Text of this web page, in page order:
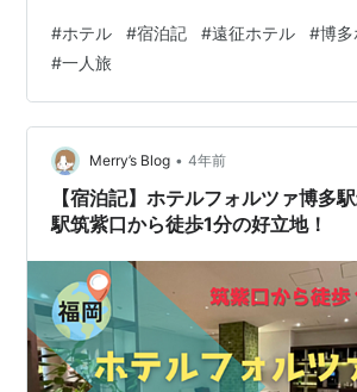
#ホテル #宿泊記 #遠征ホテル #博
#一人旅
Merry’s Blog • 4年前
【宿泊記】ホテルフォルツァ博多
駅筑紫口から徒歩1分の好立地！